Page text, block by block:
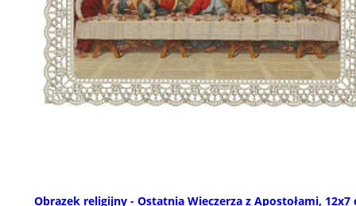
Obrazek religijny - Ostatnia Wieczerza z Apostołami, 12x7